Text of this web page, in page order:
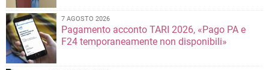
7 AGOSTO 2026
Pagamento acconto TARI 2026, «Pago PA e
F24 temporaneamente non disponibili»